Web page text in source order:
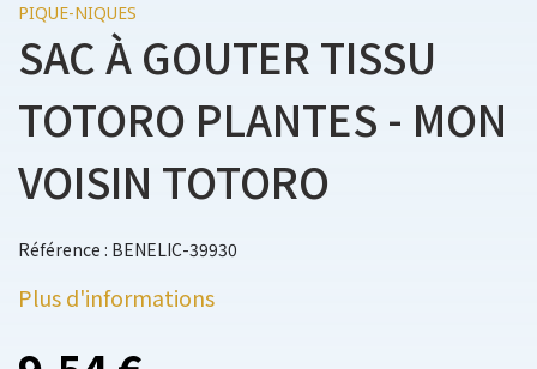
PIQUE-NIQUES
SAC À GOUTER TISSU
TOTORO PLANTES - MON
VOISIN TOTORO
Référence : BENELIC-39930
Plus d'informations